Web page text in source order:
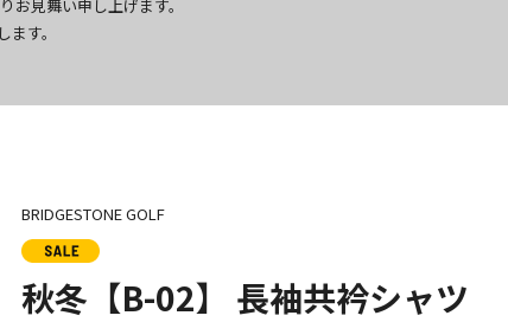
見舞い申し上げます。
す。
BRIDGESTONE GOLF
秋冬【B-02】 長袖共衿シャツ